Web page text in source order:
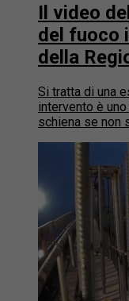
Il video
del fuoco
della
Si tratta di una
intervento è
schiena se non